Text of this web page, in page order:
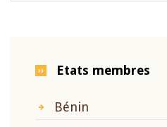
Etats membres
Bénin